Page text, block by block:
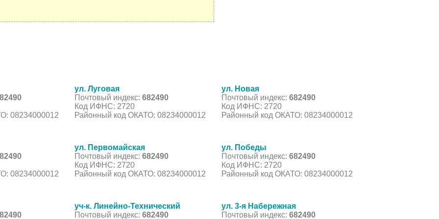
08234000012
ул. Луговая
Почтовый индекс: 682490
Код ИФНС: 2720
Районный код ОКАТО: 08234000012
ул. Новая
Почтовый индекс: 682490
Код ИФНС: 2720
Районный код ОКАТО: 08234000012
08234000012
ул. Первомайская
Почтовый индекс: 682490
Код ИФНС: 2720
Районный код ОКАТО: 08234000012
ул. Победы
Почтовый индекс: 682490
Код ИФНС: 2720
Районный код ОКАТО: 08234000012
уч-к. Линейно-Технический
Почтовый индекс: 682490
ул. 3-я Набережная
Почтовый индекс: 682490